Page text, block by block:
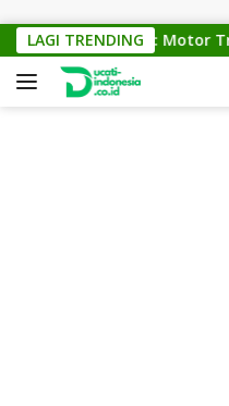
LAGI TRENDING
KTM Cross 150: Motor